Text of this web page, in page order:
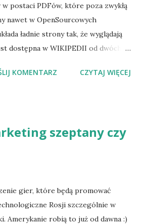
w postaci PDFów, które poza zwykłą
nawet w OpenSourcowych
ładnie strony tak, że wyglądają
dostępna w WIKIPEDII od dwóch
proste/?
KOMENTARZ CZYTAJ WIĘCEJ
szeptany czy
gier, które będą promować
Rosji szczególnie w
Amerykanie robią to już od dawna :)